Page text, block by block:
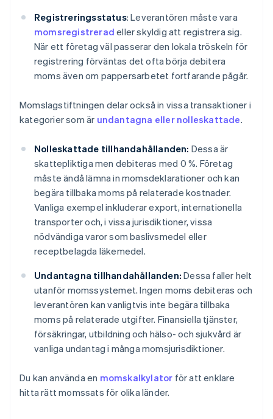
Registreringsstatus: Leverantören måste vara
momsregistrerad eller skyldig att registrera sig.
När ett företag väl passerar den lokala tröskeln för
registrering förväntas det ofta börja debitera
moms även om pappersarbetet fortfarande pågår.
Momslagstiftningen delar också in vissa transaktioner i
kategorier som är undantagna eller nolleskattade.
Nolleskattade tillhandahållanden: Dessa är
skattepliktiga men debiteras med 0 %. Företag
måste ändå lämna in momsdeklarationer och kan
begära tillbaka moms på relaterade kostnader.
Vanliga exempel inkluderar export, internationella
transporter och, i vissa jurisdiktioner, vissa
nödvändiga varor som baslivsmedel eller
receptbelagda läkemedel.
Undantagna tillhandahållanden: Dessa faller helt
utanför momssystemet. Ingen moms debiteras och
leverantören kan vanligtvis inte begära tillbaka
moms på relaterade utgifter. Finansiella tjänster,
försäkringar, utbildning och hälso- och sjukvård är
vanliga undantag i många momsjurisdiktioner.
Du kan använda en momskalkylator för att enklare
hitta rätt momssats för olika länder.